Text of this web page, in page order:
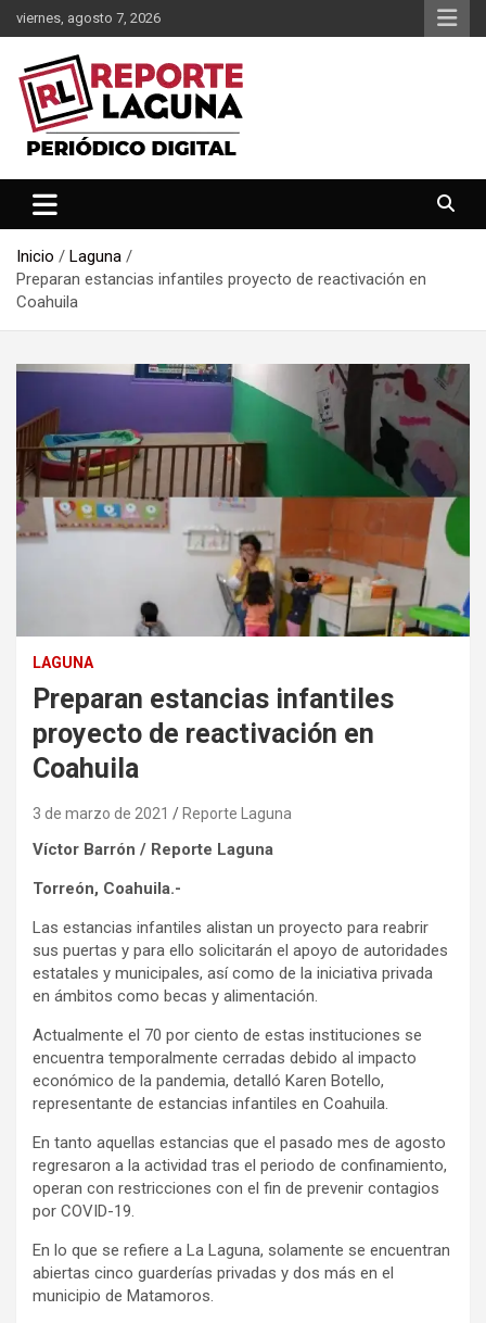
Saltar
al
contenido
viernes, agosto 7, 2026
Reporte Laguna
Inicio
Laguna
Preparan estancias infantiles proyecto de reactivación en
Coahuila
LAGUNA
Preparan estancias infantiles
proyecto de reactivación en
Coahuila
3 de marzo de 2021 Reporte Laguna
Víctor Barrón / Reporte Laguna
Torreón, Coahuila.-
Las estancias infantiles alistan un proyecto para reabrir
sus puertas y para ello solicitarán el apoyo de autoridades
estatales y municipales, así como de la iniciativa privada
en ámbitos como becas y alimentación.
Actualmente el 70 por ciento de estas instituciones se
encuentra temporalmente cerradas debido al impacto
económico de la pandemia, detalló Karen Botello,
representante de estancias infantiles en Coahuila.
En tanto aquellas estancias que el pasado mes de agosto
regresaron a la actividad tras el periodo de confinamiento,
operan con restricciones con el fin de prevenir contagios
por COVID-19.
En lo que se refiere a La Laguna, solamente se encuentran
abiertas cinco guarderías privadas y dos más en el
municipio de Matamoros.